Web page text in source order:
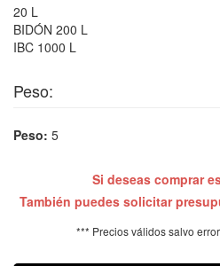
20 L
BIDÓN 200 L
IBC 1000 L
Peso:
Peso: 5
Si deseas comprar
También puedes solicitar
*** Precios válidos salvo